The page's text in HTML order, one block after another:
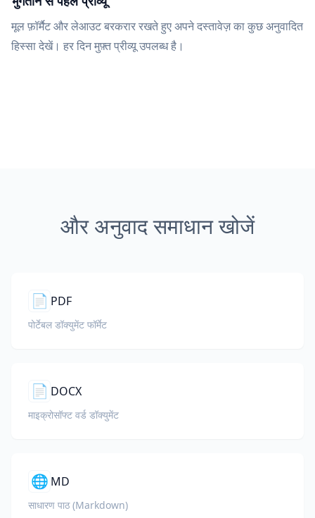
मूल फ़ॉर्मैट और लेआउट बरकरार रखते हुए अपने दस्तावेज़ का कुछ अनुवादित
हिस्सा देखें। हर दिन मुफ़्त प्रीव्यू उपलब्ध है।
और अनुवाद समाधान खोजें
📄 PDF
पोर्टेबल डॉक्युमेंट फॉर्मेट
📄 DOCX
माइक्रोसॉफ्ट वर्ड डॉक्युमेंट
🌐 MD
साधारण पाठ (Markdown)